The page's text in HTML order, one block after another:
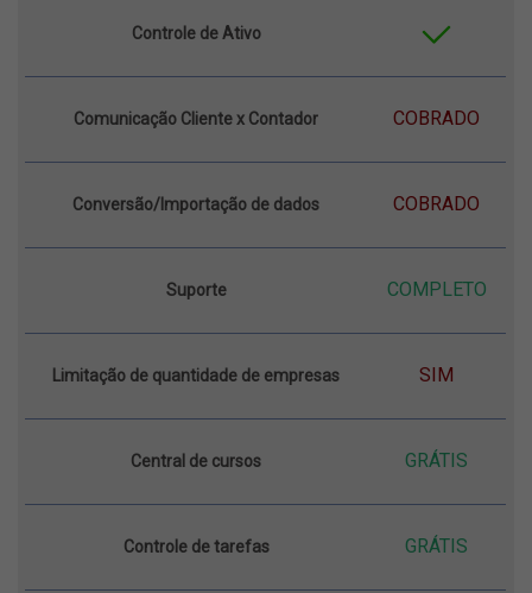
Controle de Ativo
Comunicação Cliente x Contador COBRADO
Conversão/Importação de dados COBRADO
Suporte COMPLETO
Limitação de quantidade de empresas SIM
Central de cursos GRÁTIS
Controle de tarefas GRÁTIS